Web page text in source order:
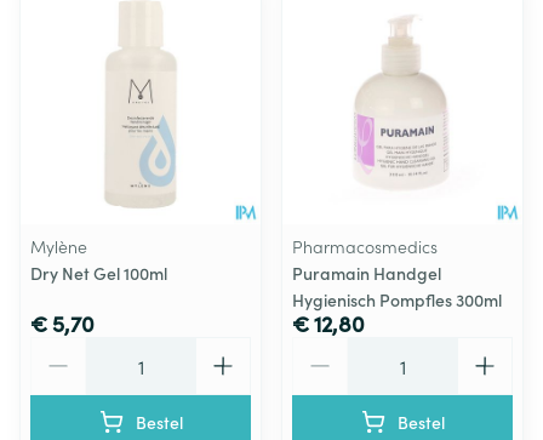
Mylène
Dry Net Gel 100ml
€ 5,70
Bestel
Pharmacosmedics
Puramain Handgel
Hygienisch Pompfles 300ml
€ 12,80
Bestel